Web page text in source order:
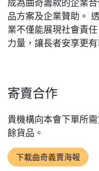
成為曲奇籌款的企業
品方案及企業贊助。
業不僅能展現社會責
力量，讓長者安享更有
寄賣合作
貴機構向本會下單所
餘貨品。
下載曲奇義賣海報